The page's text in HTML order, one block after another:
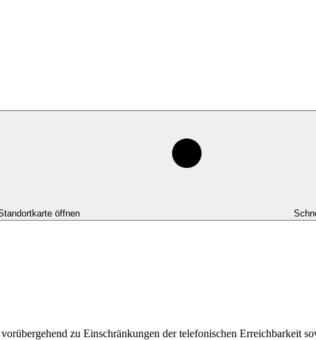
öffnen
zu Einschränkungen der telefonischen Erreichbarkeit